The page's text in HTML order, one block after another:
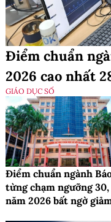
Điểm chuẩn
2026 cao nhất
GIÁO DỤC SỐ
Điểm chuẩn ngành
từng chạm ngưỡng 30,
năm 2026 bất ngờ